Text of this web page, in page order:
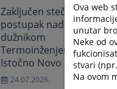
Zaključen stečajni
postupak nad stečajnim
dužnikom
Termoinženjering d.o.o.
Istočno Novo Sarajevo
24.07.2026.
Ova web
unutar
Neke od
stvari
Na ovom